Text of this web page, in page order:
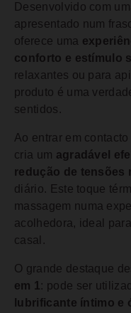
Desenvolvido com
apresentado num
oferece uma
conforto e estímulo
relaxantes ou para
produto é uma
sentidos.
Ao entrar em
cria um agradável
redução de tensões
diário. Este toque
massagem numa
acolhedora, ideal
casal.
O grande destaque
em 1 : pode ser
lubrificante íntimo e